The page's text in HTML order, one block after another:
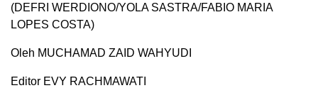
(DEFRI WERDIONO/YOLA SASTRA/FABIO MARIA
LOPES COSTA)
Oleh MUCHAMAD ZAID WAHYUDI
Editor EVY RACHMAWATI